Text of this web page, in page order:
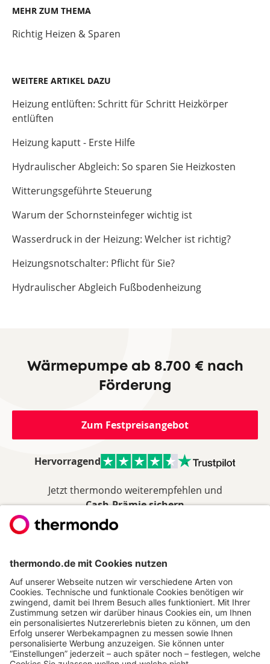
MEHR ZUM THEMA
Richtig Heizen & Sparen
WEITERE ARTIKEL DAZU
Heizung entlüften: Schritt für Schritt Heizkörper
entlüften
Heizung kaputt - Erste Hilfe
Hydraulischer Abgleich: So sparen Sie Heizkosten
Witterungsgeführte Steuerung
Warum der Schornsteinfeger wichtig ist
Wasserdruck in der Heizung: Welcher ist richtig?
Heizungsnotschalter: Pflicht für Sie?
Hydraulischer Abgleich Fußbodenheizung
Wärmepumpe ab 8.700 € nach
Förderung
Zum Festpreisangebot
Hervorragend
Jetzt thermondo weiterempfehlen und
Cash-Prämie sichern
THERMONDO
Unsere Leistungen
Unser Unternehmen
Presse